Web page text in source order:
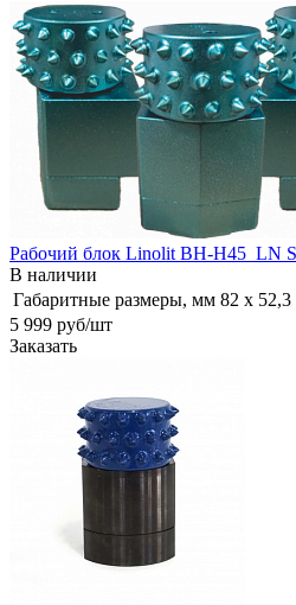
Рабочий блок Linolit BH-H45_LN
В наличии
Габаритные размеры, мм 82 х 52,3
5 999 руб/шт
Заказать